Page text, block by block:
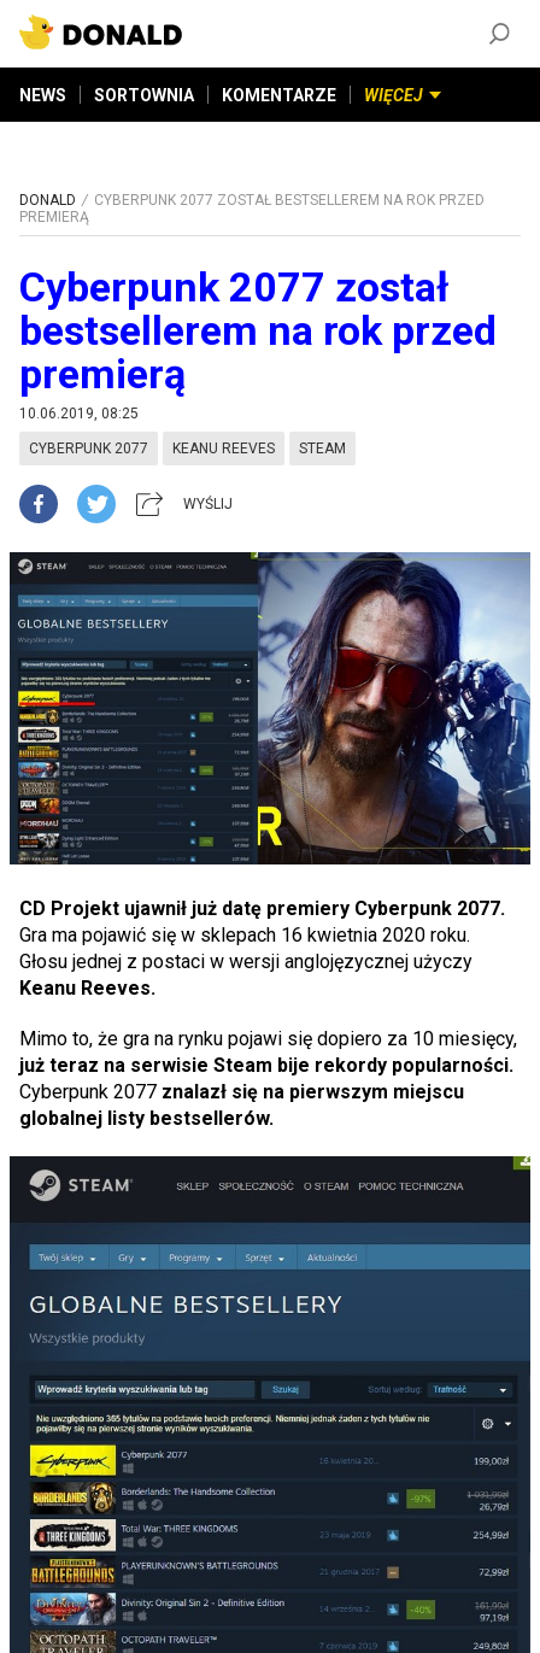
NEWS SORTOWNIA KOMENTARZE WIĘCEJ
DONALD
CYBERPUNK 2077 ZOSTAŁ BESTSELLEREM NA ROK PRZED
PREMIERĄ
Cyberpunk 2077 został
bestsellerem na rok przed
premierą
10.06.2019, 08:25
CYBERPUNK 2077 KEANU REEVES STEAM
WYŚLIJ
CD Projekt ujawnił już datę premiery Cyberpunk 2077.
Gra ma pojawić się w sklepach 16 kwietnia 2020 roku.
Głosu jednej z postaci w wersji anglojęzycznej użyczy
Keanu Reeves.
Mimo to, że gra na rynku pojawi się dopiero za 10 miesięcy,
już teraz na serwisie Steam bije rekordy popularności.
Cyberpunk 2077 znalazł się na pierwszym miejscu
globalnej listy bestsellerów.